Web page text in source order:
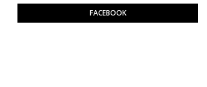
FACEBOOK